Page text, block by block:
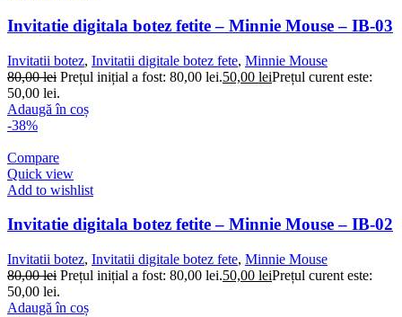
Invitatie digitala botez fetite – Minnie Mouse – IB-03
Invitatii botez, Invitatii digitale botez fete, Minnie Mouse
80,00lei Prețul inițial a fost: 80,00 lei.50,00 leiPrețul curent este:
50,00 lei.
Adaugă în coș
-38%
Compare
Quick view
Add to wishlist
Invitatie digitala botez fetite – Minnie Mouse – IB-02
Invitatii botez, Invitatii digitale botez fete, Minnie Mouse
80,00lei Prețul inițial a fost: 80,00 lei.50,00 leiPrețul curent este:
50,00 lei.
Adaugă în coș